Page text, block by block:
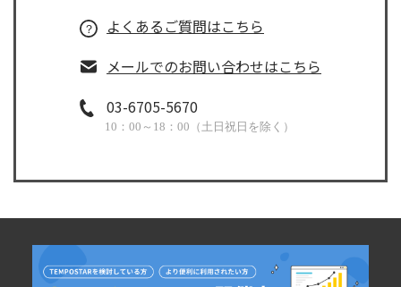
よくあるご質問はこちら
メールでのお問い合わせはこちら
03-6705-5670
10：00～18：00（土日祝日を除く）